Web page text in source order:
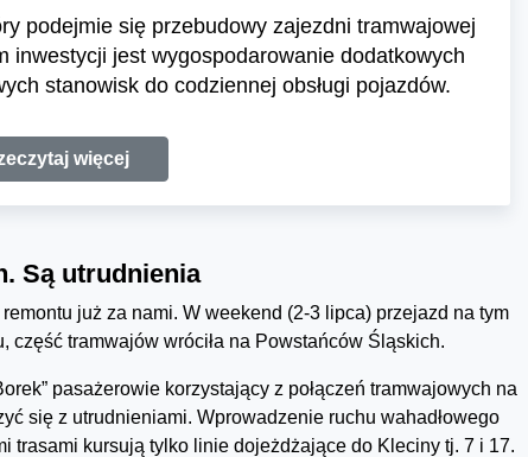
podejmie się przebudowy zajezdni tramwajowej
inwestycji jest wygospodarowanie dodatkowych
stanowisk do codziennej obsługi pojazdów.
więcej
Są utrudnienia
już za nami. W weekend (2-3 lipca) przejazd na tym
część tramwajów wróciła na Powstańców Śląskich.
pasażerowie korzystający z połączeń tramwajowych na
się z utrudnieniami. Wprowadzenie ruchu wahadłowego
trasami kursują tylko linie dojeżdżające do Kleciny tj. 7 i 17.